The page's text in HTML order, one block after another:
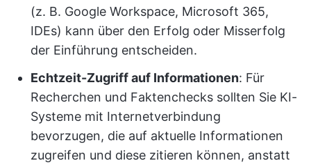
(z. B. Google Workspace, Microsoft 365,
IDEs) kann über den Erfolg oder Misserfolg
der Einführung entscheiden.
Echtzeit-Zugriff auf Informationen: Für
Recherchen und Faktenchecks sollten Sie KI-
Systeme mit Internetverbindung
bevorzugen, die auf aktuelle Informationen
zugreifen und diese zitieren können, anstatt